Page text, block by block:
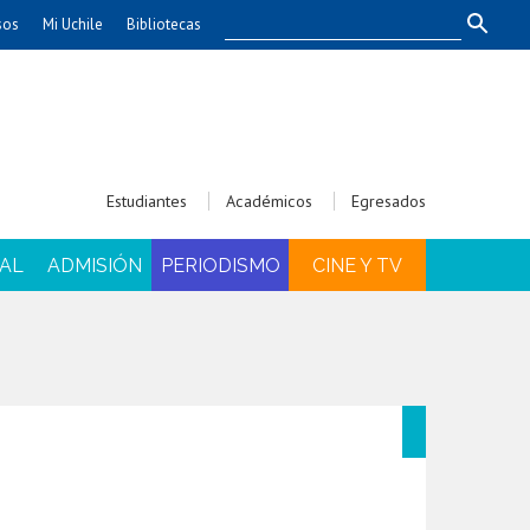
Economía y Negocios
Gobierno
Mi Uchile Bibliotecas
Estudiantes Académicos Egresados
ADMISIÓN PERIODISMO CINE Y TV